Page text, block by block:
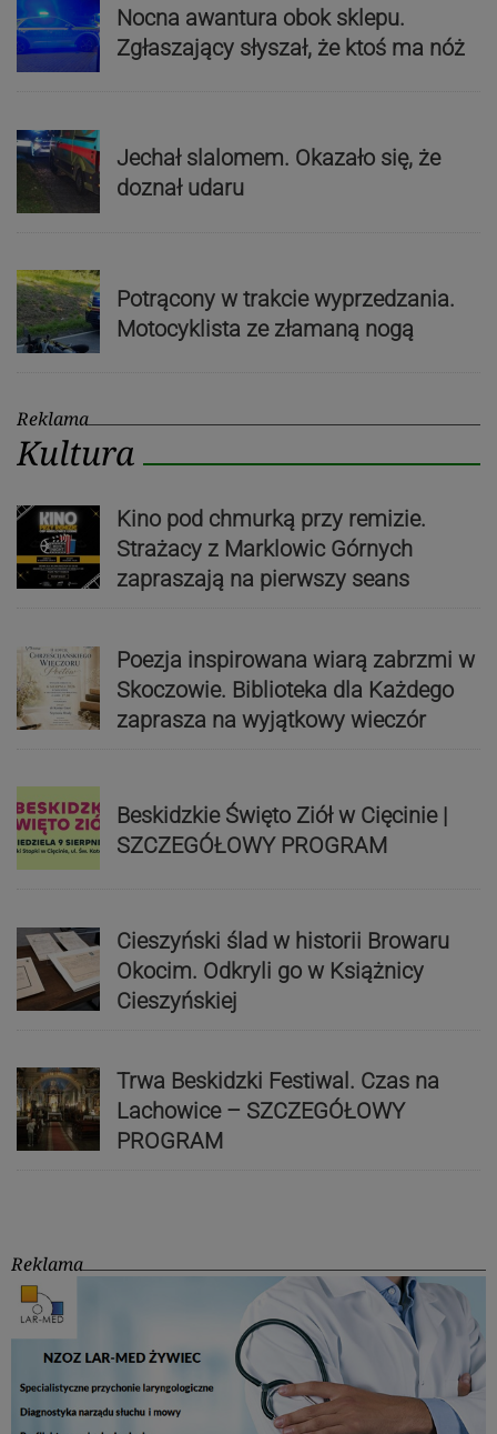
Nocna awantura obok sklepu.
Zgłaszający słyszał, że ktoś ma nóż
Jechał slalomem. Okazało się, że
doznał udaru
Potrącony w trakcie wyprzedzania.
Motocyklista ze złamaną nogą
Reklama
Kultura
Kino pod chmurką przy remizie.
Strażacy z Marklowic Górnych
zapraszają na pierwszy seans
Poezja inspirowana wiarą zabrzmi w
Skoczowie. Biblioteka dla Każdego
zaprasza na wyjątkowy wieczór
Beskidzkie Święto Ziół w Cięcinie |
SZCZEGÓŁOWY PROGRAM
Cieszyński ślad w historii Browaru
Okocim. Odkryli go w Książnicy
Cieszyńskiej
Trwa Beskidzki Festiwal. Czas na
Lachowice – SZCZEGÓŁOWY
PROGRAM
Reklama